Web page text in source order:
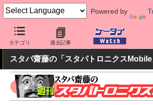
Powered by
カテゴリ 過去記事
ケータイ Watch 最新技術/その他 AI
スタパ齋藤の「スタパトロニクスMobile